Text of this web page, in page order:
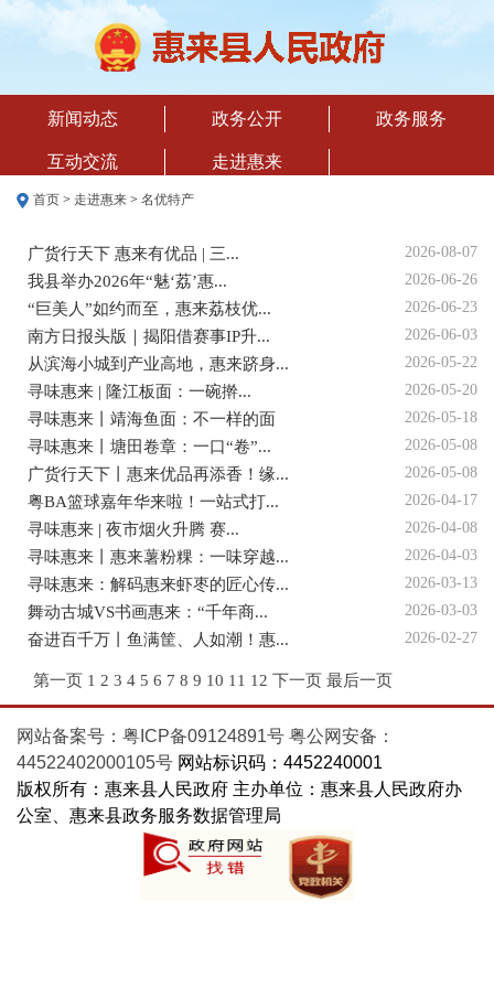
新闻动态 政务公开 政务服务
互动交流 走进惠来
首页 > 走进惠来 > 名优特产
广货行天下 惠来有优品 | 三... 2026-08-07
我县举办2026年“魅‘荔’惠... 2026-06-26
“巨美人”如约而至，惠来荔枝优... 2026-06-23
南方日报头版｜揭阳借赛事IP升... 2026-06-03
从滨海小城到产业高地，惠来跻身... 2026-05-22
寻味惠来 | 隆江板面：一碗擀... 2026-05-20
寻味惠来丨靖海鱼面：不一样的面 2026-05-18
寻味惠来丨塘田卷章：一口“卷”... 2026-05-08
广货行天下丨惠来优品再添香！缘... 2026-05-08
粤BA篮球嘉年华来啦！一站式打... 2026-04-17
寻味惠来 | 夜市烟火升腾 赛... 2026-04-08
寻味惠来丨惠来薯粉粿：一味穿越... 2026-04-03
寻味惠来：解码惠来虾枣的匠心传... 2026-03-13
舞动古城VS书画惠来：“千年商... 2026-03-03
奋进百千万丨鱼满筐、人如潮！惠... 2026-02-27
第一页 1 2 3 4 5 6 7 8 9 10 11 12 下一页 最后一页
网站备案号：粤ICP备09124891号 粤公网安备：
44522402000105号 网站标识码：4452240001
版权所有：惠来县人民政府 主办单位：惠来县人民政府办
公室、惠来县政务服务数据管理局